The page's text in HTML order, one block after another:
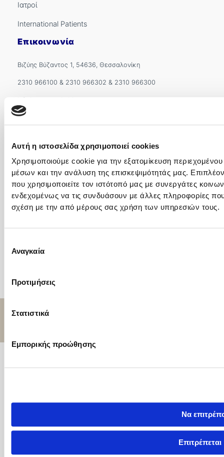
Αυτή η ιστοσελίδα χρησιμοποιεί cookies
Χρησιμοποιούμε cookie για την εξατομίκευση
μέσων και την ανάλυση της επισκεψιμότητάς μας.
που χρησιμοποιείτε τον ιστότοπό μας με συνεργάτες
ενδεχομένως να τις συνδυάσουν με άλλες πληροφορίες
σχέση με την από μέρους σας χρήση των υπηρεσιών τους.
συγκατάθεσης
Αναγκαία
Προτιμήσεις
Στατιστικά
Εμπορικής προώθησης
Να
Ιατροί
International Patients
Επικοινωνία
Βιζύης Βύζαντος 1, 54636, Θεσσαλονίκη
2310 966100 & 2310 966302 & 2310 966300
info.kyanous@imitheamg.gr
Αρ. Γ.Ε.ΜΗ.: 183786001000
Ποιότητα και Ασφάλεια
Πολιτική Cookies
Όροι χρήσης
Όροι Συμμετοχής Διαγωνισμού
Copyright © 2026 by Imithea Medical Group